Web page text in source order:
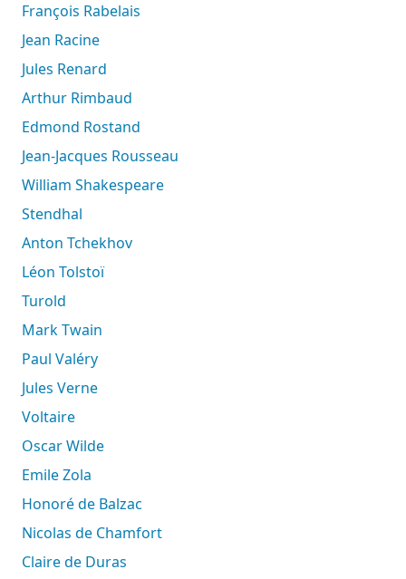
François Rabelais
Jean Racine
Jules Renard
Arthur Rimbaud
Edmond Rostand
Jean-Jacques Rousseau
William Shakespeare
Stendhal
Anton Tchekhov
Léon Tolstoï
Turold
Mark Twain
Paul Valéry
Jules Verne
Voltaire
Oscar Wilde
Emile Zola
Honoré de Balzac
Nicolas de Chamfort
Claire de Duras